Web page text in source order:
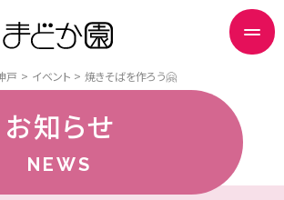
戸 イベント 焼きそばを作ろう🤗
お知らせ
NEWS